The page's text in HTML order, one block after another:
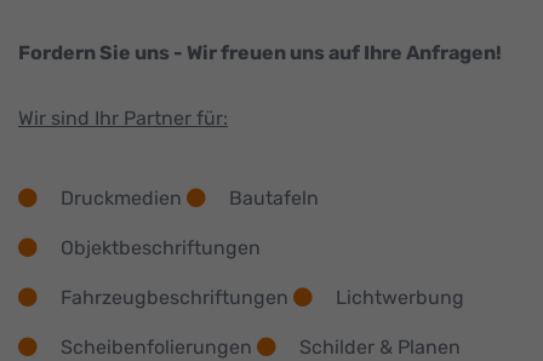
Fordern Sie uns - Wir freuen uns auf Ihre Anfragen!
Wir sind Ihr Partner für:
Druckmedien Bautafeln
Objektbeschriftungen
Fahrzeugbeschriftungen Lichtwerbung
Scheibenfolierungen Schilder & Planen